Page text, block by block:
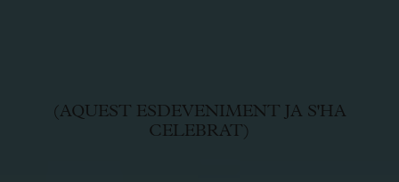
(AQUEST ESDEVENIMENT JA S'HA
CELEBRAT)